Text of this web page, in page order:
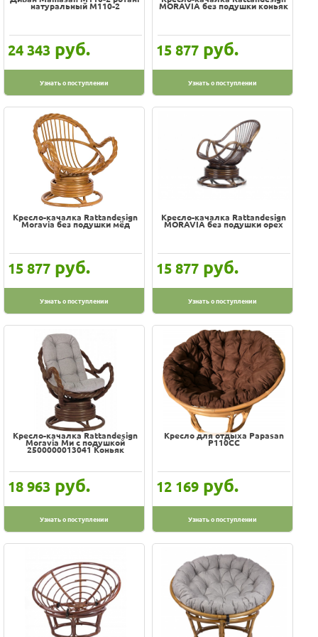
натуральный M110-2
24 343 руб.
Узнать о поступлении
MORAVIA без подушки коньяк
15 877 руб.
Узнать о поступлении
Кресло-качалка Rattandesign
Moravia без подушки мёд
15 877 руб.
Узнать о поступлении
Кресло-качалка Rattandesign
MORAVIA без подушки орех
15 877 руб.
Узнать о поступлении
Кресло-качалка Rattandesign
Moravia Ми с подушкой
2500000013041 Коньяк
18 963 руб.
Узнать о поступлении
Кресло для отдыха Papasan
P110CC
12 169 руб.
Узнать о поступлении